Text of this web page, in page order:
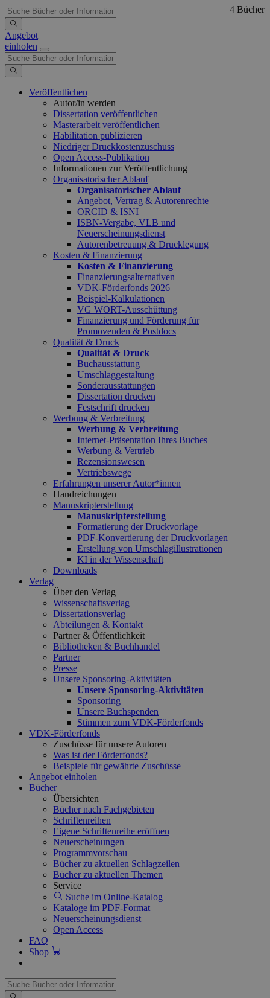
Angebot
einholen
Veröffentlichen
Autor/in werden
Dissertation veröffentlichen
Masterarbeit veröffentlichen
Habilitation publizieren
Niedriger Druckkostenzuschuss
Open Access-Publikation
Informationen zur Veröffentlichung
Organisatorischer Ablauf
Organisatorischer Ablauf
Angebot, Vertrag & Autorenrechte
ORCID & ISNI
ISBN-Vergabe, VLB und
Neuerscheinungsdienst
Autorenbetreuung & Drucklegung
Kosten & Finanzierung
Kosten & Finanzierung
Finanzierungsalternativen
VDK-Förderfonds 2026
Beispiel-Kalkulationen
VG WORT-Ausschüttung
Finanzierung und Förderung für
Promovenden & Postdocs
Qualität & Druck
Qualität & Druck
Buchausstattung
Umschlaggestaltung
Sonderausstattungen
Dissertation drucken
Festschrift drucken
Werbung & Verbreitung
Werbung & Verbreitung
Internet-Präsentation Ihres Buches
Werbung & Vertrieb
Rezensionswesen
Vertriebswege
Erfahrungen unserer Autor*innen
Handreichungen
Manuskripterstellung
Manuskripterstellung
Formatierung der Druckvorlage
PDF-Konvertierung der Druckvorlagen
Erstellung von Umschlagillustrationen
KI in der Wissenschaft
Downloads
Verlag
Über den Verlag
Wissenschaftsverlag
Dissertationsverlag
Abteilungen & Kontakt
Partner & Öffentlichkeit
Bibliotheken & Buchhandel
Partner
Presse
Unsere Sponsoring-Aktivitäten
Unsere Sponsoring-Aktivitäten
Sponsoring
Unsere Buchspenden
Stimmen zum VDK-Förderfonds
VDK-Förderfonds
Zuschüsse für unsere Autoren
Was ist der Förderfonds?
Beispiele für gewährte Zuschüsse
Angebot einholen
Bücher
Übersichten
Bücher nach Fachgebieten
Schriftenreihen
Eigene Schriftenreihe eröffnen
Neuerscheinungen
Programmvorschau
Bücher zu aktuellen Schlagzeilen
Bücher zu aktuellen Themen
Service
Suche im Online-Katalog
Kataloge im PDF-Format
Neuerscheinungsdienst
Open Access
FAQ
Shop
4 Bücher